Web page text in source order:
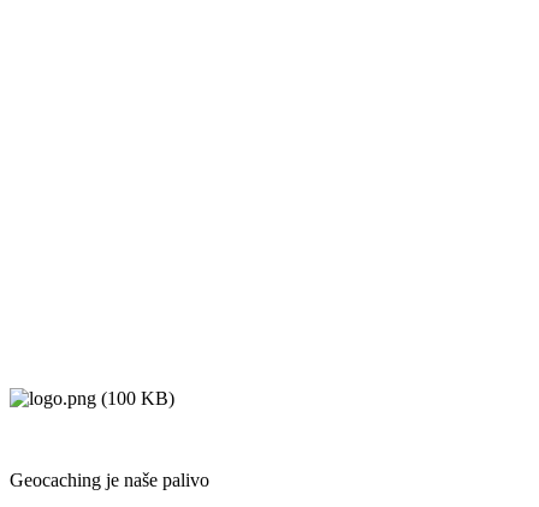
Geocaching je naše palivo